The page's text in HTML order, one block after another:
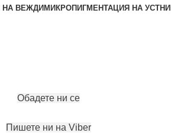
НА ВЕЖДИ МИКРОПИГМЕНТАЦИЯ НА УСТНИ
Обадете ни се
Пишете ни на Viber